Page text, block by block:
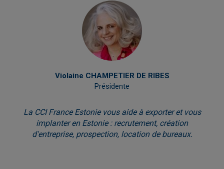
Violaine CHAMPETIER DE RIBES
Présidente
La CCI France Estonie vous aide à exporter et vous
implanter en Estonie : recrutement, création
d'entreprise, prospection, location de bureaux.